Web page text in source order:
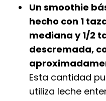
Un smoothie
hecho con 1
mediana y 1/2
descremada,
Esta cantidad
utiliza leche